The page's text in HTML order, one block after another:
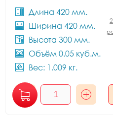
Длина 420 мм.
Ширина 420 мм.
Высота 300 мм.
Объём 0.05 куб.м.
Вес: 1.009 кг.